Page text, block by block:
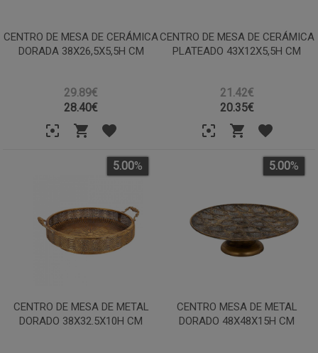
CENTRO DE MESA DE CERÁMICA
DORADA 38X26,5X5,5H CM
29.89€
28.40€
CENTRO DE MESA DE CERÁMICA
PLATEADO 43X12X5,5H CM
21.42€
20.35€
CENTRO DE MESA DE METAL
DORADO 38X32.5X10H CM
5.00%
CENTRO MESA DE METAL
DORADO 48X48X15H CM
5.00%